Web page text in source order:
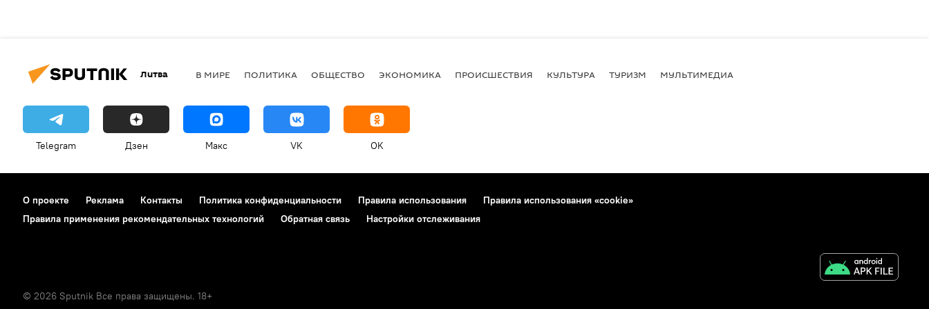
Литва В МИРЕ ПОЛИТИКА ОБЩЕСТВО ЭКОНОМИКА ПРОИСШЕСТВИЯ КУЛЬТУРА ТУРИЗМ МУЛЬТИМЕДИА
Telegram Дзен Макс VK OK
О проекте Реклама Контакты Политика конфиденциальности Правила использования
Правила использования «cookie»
Правила применения рекомендательных технологий
Обратная связь Настройки отслеживания
© 2026 Sputnik Все права защищены. 18+